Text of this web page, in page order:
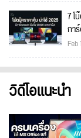
7 โ
กา
วิดีโอแนะนำ